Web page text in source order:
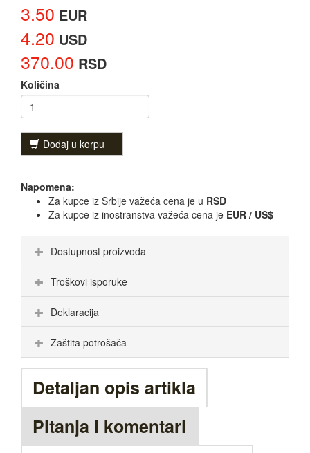
3.50 EUR
4.20 USD
370.00 RSD
Količina
Dodaj u korpu
Napomena:
Za kupce iz Srbije važeća cena je u RSD
Za kupce iz inostranstva važeća cena je EUR / US$
Dostupnost proizvoda
Troškovi isporuke
Deklaracija
Zaštita potrošača
Detaljan opis artikla
Pitanja i komentari